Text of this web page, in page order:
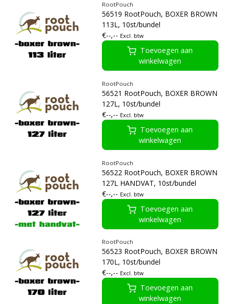
RootPouch
56519 RootPouch, BOXER BROWN
113L, 10st/bundel
€--,-- Excl. btw
Toevoegen aan
winkelwagen
RootPouch
56521 RootPouch, BOXER BROWN
127L, 10st/bundel
€--,-- Excl. btw
Toevoegen aan
winkelwagen
RootPouch
56522 RootPouch, BOXER BROWN
127L HANDVAT, 10st/bundel
€--,-- Excl. btw
Toevoegen aan
winkelwagen
RootPouch
56523 RootPouch, BOXER BROWN
170L, 10st/bundel
€--,-- Excl. btw
Toevoegen aan
winkelwagen